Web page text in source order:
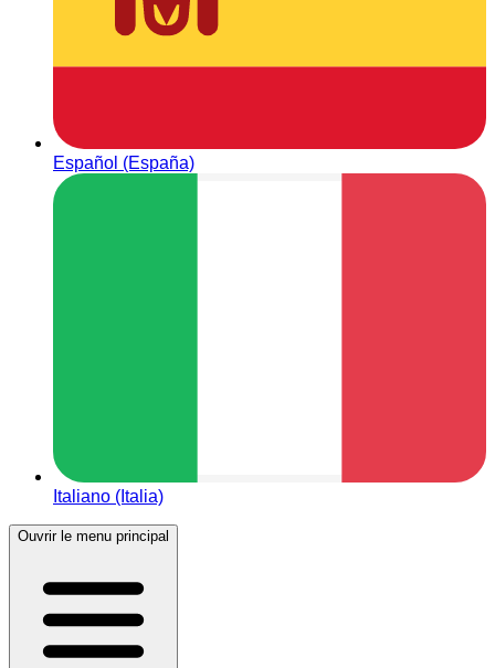
Español (España)
Italiano (Italia)
Ouvrir le menu principal